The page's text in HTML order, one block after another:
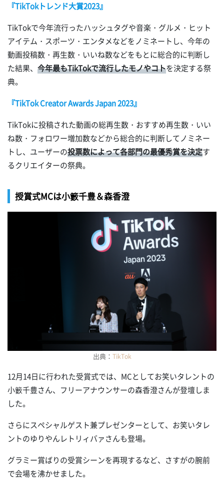
『TikTokトレンド大賞2023』
TikTokで今年流行ったハッシュタグや音楽・グルメ・ヒット
アイテム・スポーツ・エンタメなどをノミネートし、今年の
動画投稿数・再生数・いいね数などをもとに総合的に判断し
た結果、 今年最もTikTokで流行したモノやコトを決定する祭
典。
『TikTok Creator Awards Japan 2023』
TikTokに投稿された動画の総再生数・おすすめ再生数・いい
ね数・フォロワー増加数などから総合的に判断してノミネー
トし、ユーザーの投票数によって各部門の最優秀賞を決定す
るクリエイターの祭典。
授賞式MCは小籔千豊＆森香澄
出典： TikTok
12月14日に行われた受賞式では、MCとしてお笑いタレントの
小籔千豊さん、フリーアナウンサーの森香澄さんが登壇しま
した。
さらにスペシャルゲスト兼プレゼンターとして、お笑いタレ
ントのゆりやんレトリィバァさんも登場。
グラミー賞ばりの受賞シーンを再現するなど、さすがの腕前
で会場を沸かせました。